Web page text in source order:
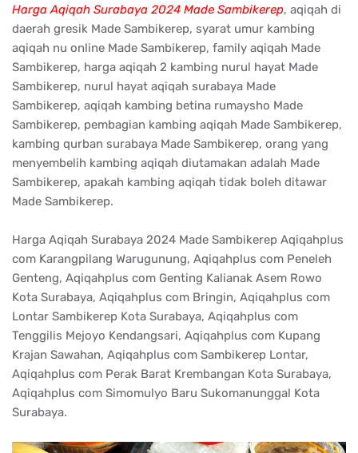
Harga Aqiqah Surabaya 2024 Made Sambikerep, aqiqah di
daerah gresik Made Sambikerep, syarat umur kambing
aqiqah nu online Made Sambikerep, family aqiqah Made
Sambikerep, harga aqiqah 2 kambing nurul hayat Made
Sambikerep, nurul hayat aqiqah surabaya Made
Sambikerep, aqiqah kambing betina rumaysho Made
Sambikerep, pembagian kambing aqiqah Made Sambikerep,
kambing qurban surabaya Made Sambikerep, orang yang
menyembelih kambing aqiqah diutamakan adalah Made
Sambikerep, apakah kambing aqiqah tidak boleh ditawar
Made Sambikerep.
Harga Aqiqah Surabaya 2024 Made Sambikerep Aqiqahplus
com Karangpilang Warugunung, Aqiqahplus com Peneleh
Genteng, Aqiqahplus com Genting Kalianak Asem Rowo
Kota Surabaya, Aqiqahplus com Bringin, Aqiqahplus com
Lontar Sambikerep Kota Surabaya, Aqiqahplus com
Tenggilis Mejoyo Kendangsari, Aqiqahplus com Kupang
Krajan Sawahan, Aqiqahplus com Sambikerep Lontar,
Aqiqahplus com Perak Barat Krembangan Kota Surabaya,
Aqiqahplus com Simomulyo Baru Sukomanunggal Kota
Surabaya.